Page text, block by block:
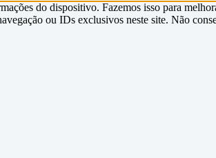
do dispositivo. Fazemos isso para
ou IDs exclusivos neste site. Não